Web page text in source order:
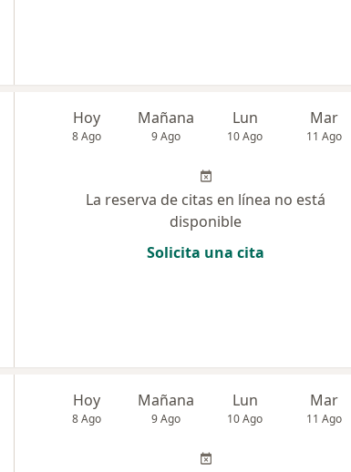
Hoy
8 Ago
Mañana
9 Ago
Lun
10 Ago
Mar
11 Ago
La reserva de citas en línea no está
disponible
Solicita una cita
Hoy
8 Ago
Mañana
9 Ago
Lun
10 Ago
Mar
11 Ago